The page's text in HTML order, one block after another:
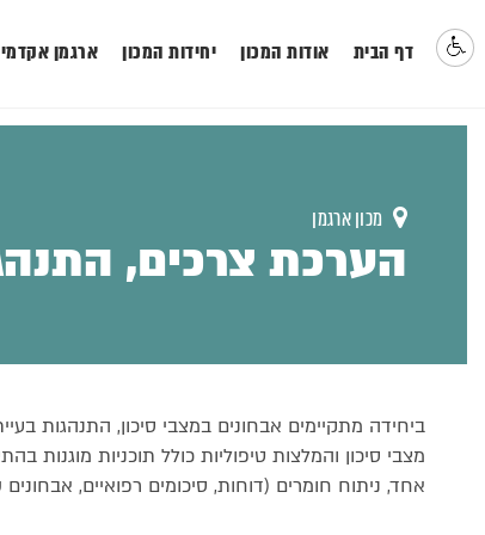
דף הבית אודות המכון יחידות המכון ארגמן אקדמי
מכון ארגמן
הערכת צרכים,
ביחידה מתקיימים אבחונים במצבי סיכון, התנהגות
מצבי סיכון והמלצות טיפוליות כולל תוכניות
אחד, ניתוח חומרים (דוחות, סיכומים רפואיים, אבחונים